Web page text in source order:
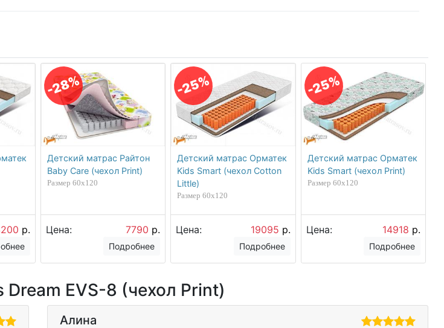
р.
-28%
Детский матрас Райтон
Baby Care (чехол Print)
Размер 60х120
Цена: 7790 р.
Подробнее
-25%
Детский матрас Орматек
Kids Smart (чехол Cotton
Little)
Размер 60х120
Цена: 19095 р.
Подробнее
-25%
Детский матрас Орматек
Kids Smart (чехол Print)
Размер 60х120
Цена: 14918 р.
Подробнее
EVS-8 (чехол Print)
Алина